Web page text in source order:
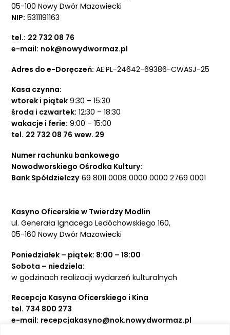
05-100 Nowy Dwór Mazowiecki
NIP: 5311191163
tel.: 22 732 08 76
e-mail: nok@nowydwormaz.pl
Adres do e-Doręczeń: AE:PL-24642-69386-CWASJ-25
Kasa czynna:
wtorek i piątek9:30 – 15:30
środa i czwartek: 12:30 – 18:30
wakacje i ferie: 9:00 – 15:00
tel. 22 732 08 76 wew. 29
Numer rachunku bankowego
Nowodworskiego Ośrodka Kultury:
Bank Spółdzielczy69 8011 0008 0000 0000 2769 0001
Kasyno Oficerskie w Twierdzy Modlin
ul. Generała Ignacego Ledóchowskiego 160,
05-160 Nowy Dwór Mazowiecki
Poniedziałek – piątek: 8:00 – 18:00
Sobota – niedziela:
w godzinach realizacji wydarzeń kulturalnych
Recepcja Kasyna Oficerskiego i Kina
tel. 734 800 273
e-mail: recepcjakasyno@nok.nowydwormaz.pl